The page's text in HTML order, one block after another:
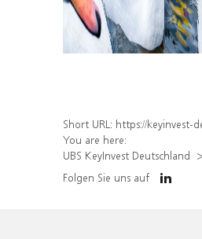
Short URL: https://keyinvest-de.ubs.com/
You are here:
UBS KeyInvest Deutschland
Folgen Sie uns auf